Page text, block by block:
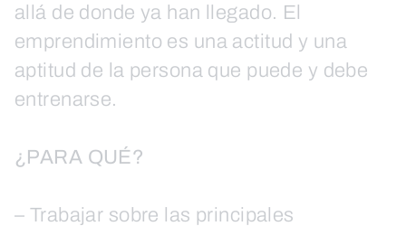
allá de donde ya han llegado. El
emprendimiento es una actitud y una
aptitud de la persona que puede y debe
entrenarse.
¿PARA QUÉ?
– Trabajar sobre las principales